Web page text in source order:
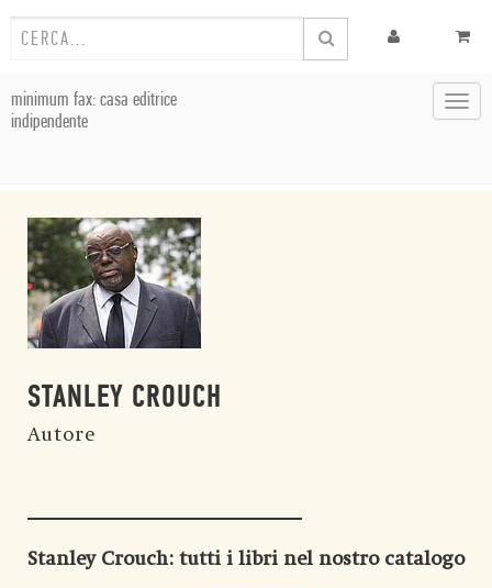
minimum fax: casa editrice
indipendente
STANLEY CROUCH
Autore
Stanley Crouch: tutti i libri nel nostro catalogo